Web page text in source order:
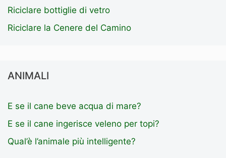
Riciclare bottiglie di vetro
Riciclare la Cenere del Camino
ANIMALI
E se il cane beve acqua di mare?
E se il cane ingerisce veleno per topi?
Qual’è l’animale più intelligente?